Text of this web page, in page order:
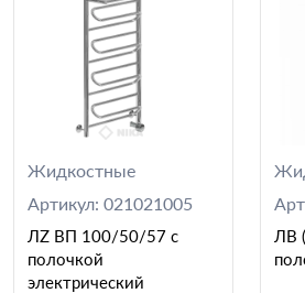
Жидкостные
Артикул: 021021005
ЛZ ВП 100/50/57 с
полочкой
электрический
ЛВ